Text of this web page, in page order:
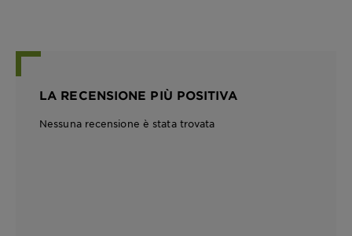
LA RECENSIONE PIÙ POSITIVA
Nessuna recensione è stata trovata